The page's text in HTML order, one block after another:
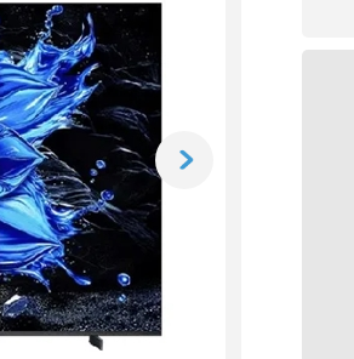
Previous